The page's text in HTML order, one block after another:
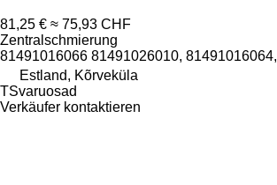
81,25 € ≈ 75,93 CHF
Zentralschmierung
81491016066 81491026010,
Estland, Kõrveküla
TSvaruosad
Verkäufer kontaktieren